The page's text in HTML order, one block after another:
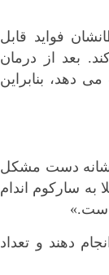
فواید قابل
بعد از درمان
دهد، بنابراین
شانه دست مشکل
به سارکوم اندام
است.»
دهند و تعداد